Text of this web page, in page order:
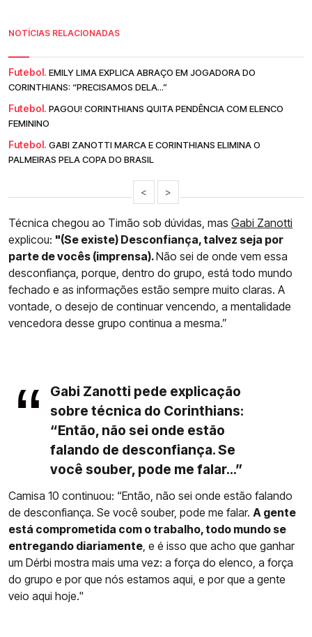
NOTÍCIAS RELACIONADAS
Futebol. EMILY LIMA EXPLICA ABRAÇO EM JOGADORA DO
CORINTHIANS: “PRECISAMOS DELA...”
Futebol. PAGOU! CORINTHIANS QUITA PENDÊNCIA COM ELENCO
FEMININO
Futebol. GABI ZANOTTI MARCA E CORINTHIANS ELIMINA O
PALMEIRAS PELA COPA DO BRASIL
< >
Técnica chegou ao Timão sob dúvidas, mas Gabi Zanotti
explicou: "(Se existe) Desconfiança, talvez seja por
parte de vocês (imprensa).Não sei de onde vem essa
desconfiança, porque, dentro do grupo, está todo mundo
fechado e as informações estão sempre muito claras. A
vontade, o desejo de continuar vencendo, a mentalidade
vencedora desse grupo continua a mesma.”
Gabi Zanotti pede explicação
sobre técnica do Corinthians:
“Então, não sei onde estão
falando de desconfiança. Se
você souber, pode me falar...”
Camisa 10 continuou: “Então, não sei onde estão falando
de desconfiança. Se você souber, pode me falar. A gente
está comprometida com o trabalho, todo mundo se
entregando diariamente, e é isso que acho que ganhar
um Dérbi mostra mais uma vez: a força do elenco, a força
do grupo e por que nós estamos aqui, e por que a gente
veio aqui hoje."